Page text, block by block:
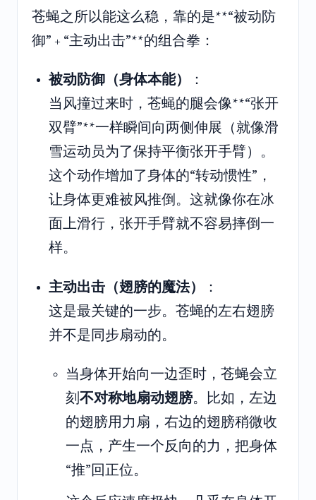
苍蝇之所以能这么稳，靠的是**“被动防
御” + “主动出击”**的组合拳：
被动防御（身体本能）
：
当风撞过来时，苍蝇的腿会像**“张开
双臂”**一样瞬间向两侧伸展（就像滑
雪运动员为了保持平衡张开手臂）。
这个动作增加了身体的“转动惯性”，
让身体更难被风推倒。这就像你在冰
面上滑行，张开手臂就不容易摔倒一
样。
主动出击（翅膀的魔法）
：
这是最关键的一步。苍蝇的左右翅膀
并不是同步扇动的。
当身体开始向一边歪时，苍蝇会立
刻 不对称地扇动翅膀。比如，左边
的翅膀用力扇，右边的翅膀稍微收
一点，产生一个反向的力，把身体
“推”回正位。